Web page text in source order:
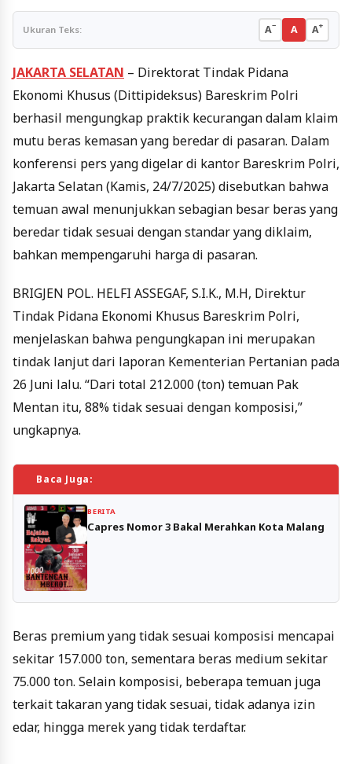
Ukuran Teks: A− A A+
JAKARTA SELATAN – Direktorat Tindak Pidana
Ekonomi Khusus (Dittipideksus) Bareskrim Polri
berhasil mengungkap praktik kecurangan dalam klaim
mutu beras kemasan yang beredar di pasaran. Dalam
konferensi pers yang digelar di kantor Bareskrim Polri,
Jakarta Selatan (Kamis, 24/7/2025) disebutkan bahwa
temuan awal menunjukkan sebagian besar beras yang
beredar tidak sesuai dengan standar yang diklaim,
bahkan mempengaruhi harga di pasaran.
BRIGJEN POL. HELFI ASSEGAF, S.I.K., M.H, Direktur
Tindak Pidana Ekonomi Khusus Bareskrim Polri,
menjelaskan bahwa pengungkapan ini merupakan
tindak lanjut dari laporan Kementerian Pertanian pada
26 Juni lalu. “Dari total 212.000 (ton) temuan Pak
Mentan itu, 88% tidak sesuai dengan komposisi,”
ungkapnya.
Baca Juga:
BERITA
Capres Nomor 3 Bakal Merahkan Kota Malang
Beras premium yang tidak sesuai komposisi mencapai
sekitar 157.000 ton, sementara beras medium sekitar
75.000 ton. Selain komposisi, beberapa temuan juga
terkait takaran yang tidak sesuai, tidak adanya izin
edar, hingga merek yang tidak terdaftar.